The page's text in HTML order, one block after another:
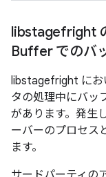
libstagefright
Buffer でのバ
libstagefright にお
タの処理中にバッ
があります。発生
ーバーのプロセス
ます。